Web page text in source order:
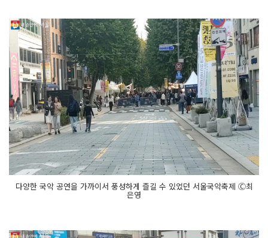
다양한 국악 공연을 가까이서 풍성하게 즐길 수 있었던 서울국악축제 Ⓒ최
은영